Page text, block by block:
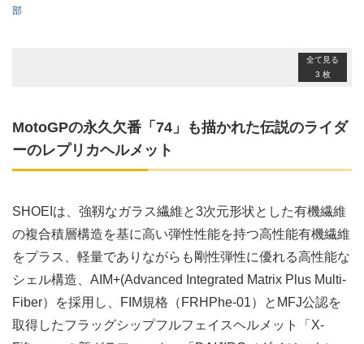
部
全て見る
3 枚
MotoGPの永久欠番「74」も描かれた伝説のライダ
ーのレプリカヘルメット
SHOEIは、強靱なガラス繊維と3次元形状とした有機繊維
の複合積層構造を基に高い弾性性能を持つ高性能有機繊維
をプラス、軽量でありながらも剛性弾性に優れる高性能な
シェル構造、AIM+(Advanced Integrated Matrix Plus Multi-
Fiber）を採用し、FIM規格（FRHPhe-01）とMFJ公認を
取得したフラッグシップフルフェイスヘルメット「X-